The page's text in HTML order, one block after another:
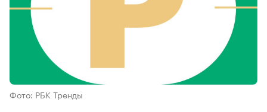
Фото: РБК Тренды